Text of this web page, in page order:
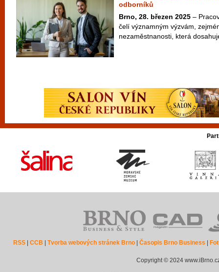
odborníků
Brno, 28. březen 2025 –
čelí významným výzvám,
nezaměstnanosti, která
RSS |CCB |Tvorba webových stránek Brno |Časopis Brno Business
Copyright © 2024